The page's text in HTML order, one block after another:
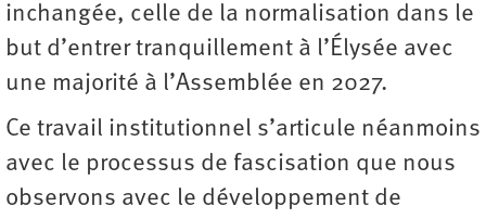
inchangée, celle de la normalisation dans le
but d’entrer tranquillement à l’Élysée avec
une majorité à l’Assemblée en 2027.
Ce travail institutionnel s’articule néanmoins
avec le processus de fascisation que nous
observons avec le développement de